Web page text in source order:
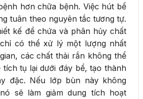
hơn chữa bệnh. Việc hút bể
tuân theo nguyên tắc tương tự.
kế để chứa và phân hủy chất
có thể xử lý một lượng nhất
các chất thải rắn không thể
tích tụ lại dưới đáy bể, tạo thành
đặc. Nếu lớp bùn này không
sẽ làm giảm dung tích hoạt